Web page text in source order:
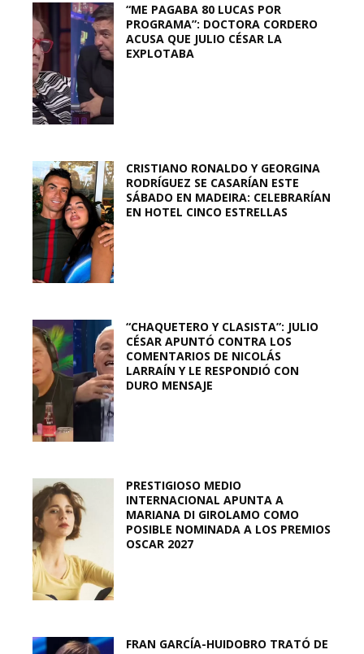
“ME PAGABA 80 LUCAS POR
PROGRAMA”: DOCTORA CORDERO
ACUSA QUE JULIO CÉSAR LA
EXPLOTABA
CRISTIANO RONALDO Y GEORGINA
RODRÍGUEZ SE CASARÍAN ESTE
SÁBADO EN MADEIRA: CELEBRARÍAN
EN HOTEL CINCO ESTRELLAS
“CHAQUETERO Y CLASISTA”: JULIO
CÉSAR APUNTÓ CONTRA LOS
COMENTARIOS DE NICOLÁS
LARRAÍN Y LE RESPONDIÓ CON
DURO MENSAJE
PRESTIGIOSO MEDIO
INTERNACIONAL APUNTA A
MARIANA DI GIROLAMO COMO
POSIBLE NOMINADA A LOS PREMIOS
OSCAR 2027
FRAN GARCÍA-HUIDOBRO TRATÓ DE